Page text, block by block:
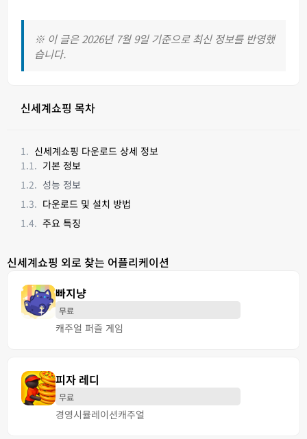
※ 이 글은 2026년 7월 9일 기준으로 최신 정보를 반영했
습니다.
신세계쇼핑 목차
신세계쇼핑 다운로드 상세 정보
기본 정보
성능 정보
다운로드 및 설치 방법
주요 특징
신세계쇼핑 외로 찾는 어플리케이션
빠지냥
무료
캐주얼 퍼즐 게임
피자 레디
무료
경영시뮬레이션캐주얼